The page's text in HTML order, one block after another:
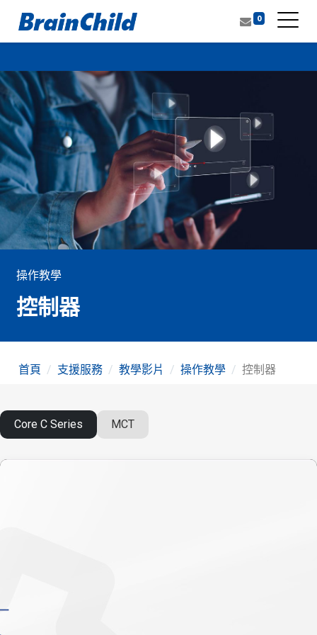
0
操作教學
控制器
首頁 支援服務 教學影片 操作教學 控制器
Core C Series MCT